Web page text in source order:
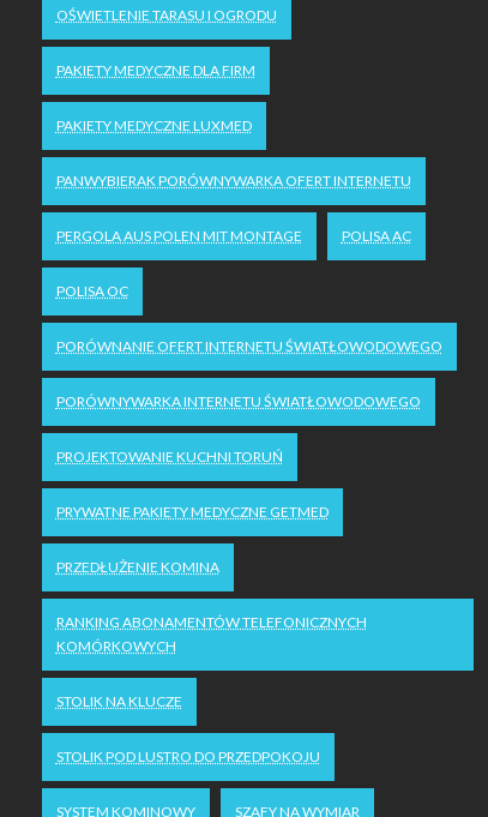
OŚWIETLENIE TARASU I OGRODU
PAKIETY MEDYCZNE DLA FIRM
PAKIETY MEDYCZNE LUXMED
PANWYBIERAK PORÓWNYWARKA OFERT INTERNETU
PERGOLA AUS POLEN MIT MONTAGE POLISA AC
POLISA OC
PORÓWNANIE OFERT INTERNETU ŚWIATŁOWODOWEGO
PORÓWNYWARKA INTERNETU ŚWIATŁOWODOWEGO
PROJEKTOWANIE KUCHNI TORUŃ
PRYWATNE PAKIETY MEDYCZNE GETMED
PRZEDŁUŻENIE KOMINA
RANKING ABONAMENTÓW TELEFONICZNYCH
KOMÓRKOWYCH
STOLIK NA KLUCZE
STOLIK POD LUSTRO DO PRZEDPOKOJU
SYSTEM KOMINOWY SZAFY NA WYMIAR